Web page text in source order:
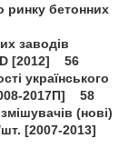
ринку бетонних
заводів
[2012] 56
українського
2017П] 58
(нові)
шт. [2007-2013]